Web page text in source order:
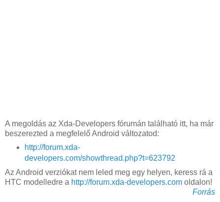
A megoldás az Xda-Developers fórumán található itt, ha már
beszerezted a megfelelő Android változatod:
http://forum.xda-
developers.com/showthread.php?t=623792
Az Android verziókat nem leled meg egy helyen, keress rá a
HTC modelledre a http://forum.xda-developers.com oldalon!
Forrás